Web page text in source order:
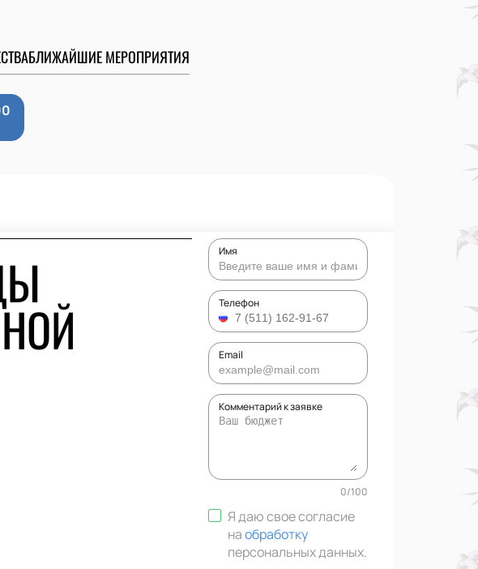
БЛИЖАЙШИЕ МЕРОПРИЯТИЯ
Имя
Телефон
Email
Комментарий к заявке
0/100
Я даю свое согласие
наобработку
персональных данных.